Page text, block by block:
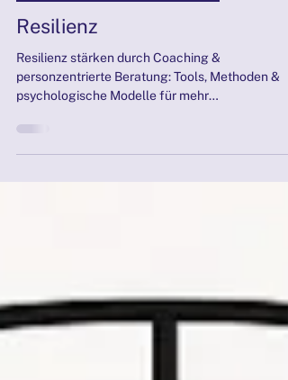
PRÄSENZTAGE 27./28.09.2025
Resilienz
Resilienz stärken durch Coaching &
psychologische Modelle für mehr